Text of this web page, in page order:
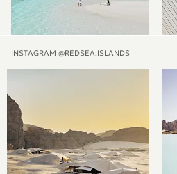
INSTAGRAM @REDSEA.ISLANDS